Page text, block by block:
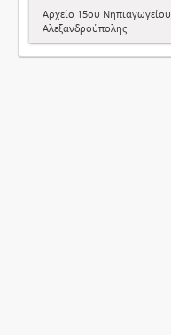
Αρχείο 15ου Νηπιαγωγείου
Αλεξανδρούπολης